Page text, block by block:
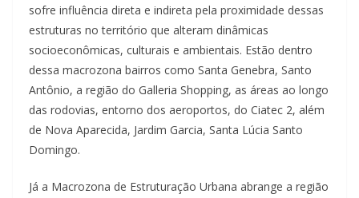
sofre influência direta e indireta pela proximidade dessas
estruturas no território que alteram dinâmicas
socioeconômicas, culturais e ambientais. Estão dentro
dessa macrozona bairros como Santa Genebra, Santo
Antônio, a região do Galleria Shopping, as áreas ao longo
das rodovias, entorno dos aeroportos, do Ciatec 2, além
de Nova Aparecida, Jardim Garcia, Santa Lúcia Santo
Domingo.
Já a Macrozona de Estruturação Urbana abrange a região